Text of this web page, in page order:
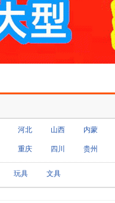
河北 山西 内蒙
重庆 四川 贵州
玩具 文具